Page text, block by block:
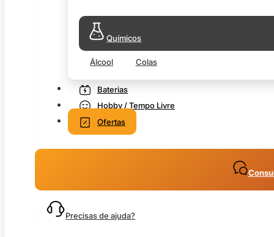
Químicos
Álcool Colas
Baterias
Hobby / Tempo Livre
Ofertas
Precisas de ajuda?